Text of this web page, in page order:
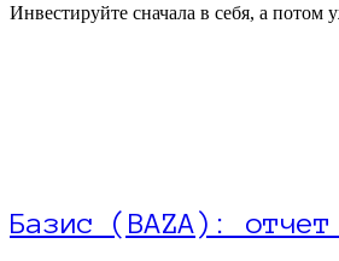
Инвестируйте сначала в себя, а потом
Базис (BAZA):